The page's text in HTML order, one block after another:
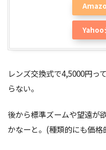
Yahoo
レンズ交換式で4,5000円っ
らない。
後から標準ズームや望遠が
かなーと。(種類的にも価格